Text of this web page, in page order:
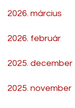
2026. március
2026. február
2025. december
2025. november